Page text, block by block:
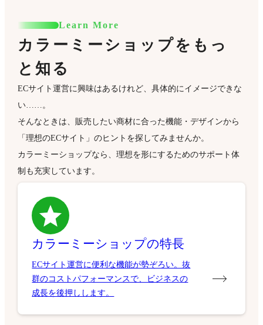
Learn More
カラーミーショップをもっ
と知る
ECサイト運営に興味はあるけれど、具体的にイメージできな
い……。
そんなときは、販売したい商材に合った機能・デザインから
「理想のECサイト」のヒントを探してみませんか。
カラーミーショップなら、理想を形にするためのサポート体
制も充実しています。
カラーミーショップの特長
ECサイト運営に便利な機能が勢ぞろい。抜
群のコストパフォーマンスで、ビジネスの
成長を後押しします。